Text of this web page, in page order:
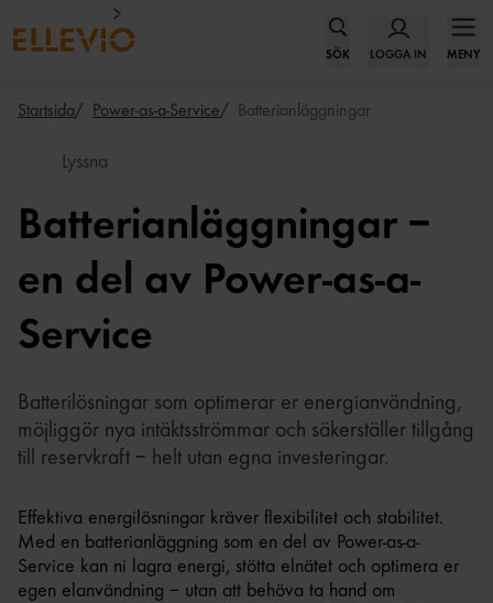
SÖK LOGGA IN MENY
Startsida Power-as-a-Service Batterianläggningar
Lyssna
Batterianläggningar –
en del av Power-as-a-
Service
Batterilösningar som optimerar er energianvändning,
möjliggör nya intäktsströmmar och säkerställer tillgång
till reservkraft – helt utan egna investeringar.
Effektiva energilösningar kräver flexibilitet och stabilitet.
Med en batterianläggning som en del av Power-as-a-
Service kan ni lagra energi, stötta elnätet och optimera er
egen elanvändning – utan att behöva ta hand om